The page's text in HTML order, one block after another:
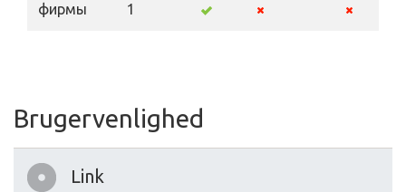
фирмы 1
Brugervenlighed
Link